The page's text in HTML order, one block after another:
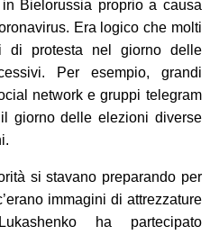
Bielorussia proprio a causa
Era logico che molti
di protesta nel giorno delle
Per esempio, grandi
network e gruppi telegram
giorno delle elezioni diverse
si stavano preparando per
immagini di attrezzature
ha partecipato